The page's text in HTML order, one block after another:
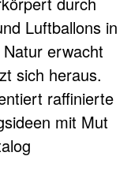
Luftballons in
erwacht
sich heraus.
raffinierte
mit Mut